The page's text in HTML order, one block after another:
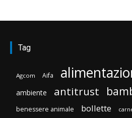
Tag
Agcom Aifa
ambiente antitrust
benessere animale bollette